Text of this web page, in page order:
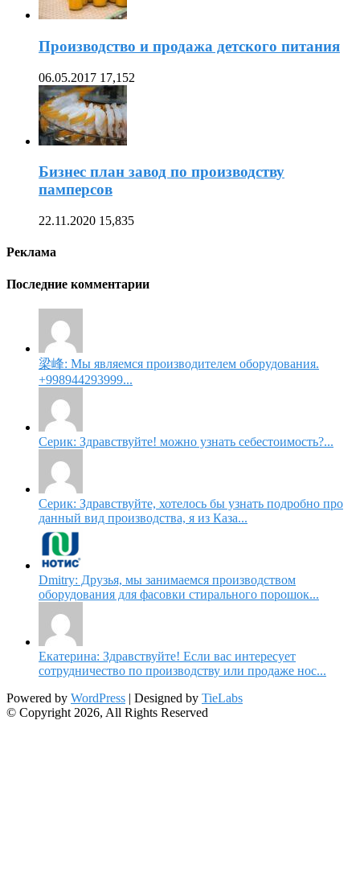
Производство и продажа детского питания
06.05.2017 17,152
Бизнес план завод по производству
памперсов
22.11.2020 15,835
Реклама
Последние комментарии
梁峰: Мы являемся производителем оборудования.
+998944293999...
Серик: Здравствуйте! можно узнать себестоимость?...
Серик: Здравствуйте, хотелось бы узнать подробно про
данный вид производства, я из Каза...
Dmitry: Друзья, мы занимаемся производством
оборудования для фасовки стирального порошок...
Екатерина: Здравствуйте! Если вас интересует
сотрудничество по производству или продаже нос...
Powered by WordPress | Designed by TieLabs
© Copyright 2026, All Rights Reserved